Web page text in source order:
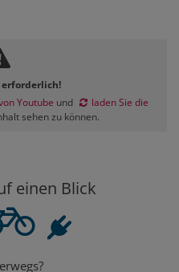
Youtube und
laden Sie die
sehen zu können.
einen Blick